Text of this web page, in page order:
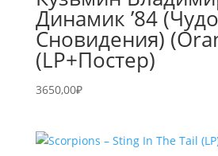
Динамик ’84
Сновидения)
(LP+Постер)
3650,00₽